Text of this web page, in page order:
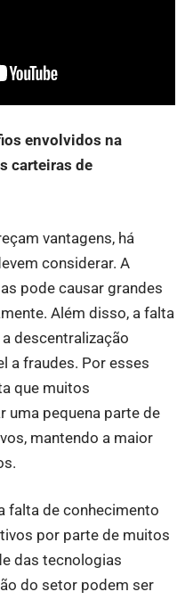
envolvidos na
carteiras de
vantagens, há
considerar. A
pode causar grandes
Além disso, a falta
descentralização
a fraudes. Por esses
que muitos
uma pequena parte de
mantendo a maior
falta de conhecimento
por parte de muitos
das tecnologias
do setor podem ser